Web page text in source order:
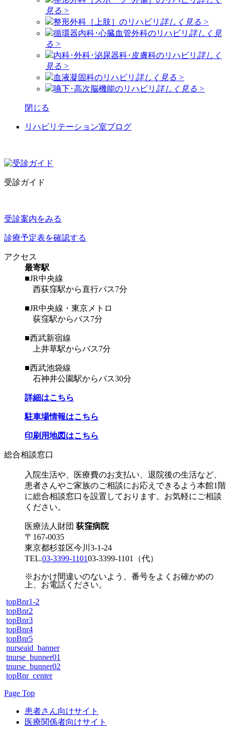
見る >
整形外科［上肢］のリハビリ 詳しく見る >
循環器内科･心臓血管外科のリハビリ 詳しく見
る >
内科･外科･泌尿器科･皮膚科のリハビリ 詳しく
見る >
血液凝固科のリハビリ 詳しく見る >
嚥下･高次脳機能のリハビリ 詳しく見る >
閉じる
リハビリテーション室ブログ
受診ガイド
受診案内をみる
診療予定表を確認する
アクセス
最寄駅
■JR中央線
西荻窪駅から直行バス7分
■JR中央線・東京メトロ
荻窪駅からバス7分
■西武新宿線
上井草駅からバス7分
■西武池袋線
石神井公園駅からバス30分
詳細はこちら
駐車場情報はこちら
印刷用地図はこちら
総合相談窓口
入院生活や、医療費のお支払い、退院後の生活など、
患者さんやご家族のご相談にお応えできるよう本館1階
に総合相談窓口を設置しております。お気軽にご相談
ください。
医療法人財団 荻窪病院
〒167-0035
東京都杉並区今川3-1-24
TEL.03-3399-110103-3399-1101 （代）
※おかけ間違いのないよう、番号をよくお確かめの
上、お電話ください。
topBnr1-2
topBnr2
topBnr3
topBnr4
topBnr5
nurseaid_banner
tnurse_bunner01
tnurse_bunner02
topBnr_center
Page Top
患者さん向けサイト
医療関係者向けサイト